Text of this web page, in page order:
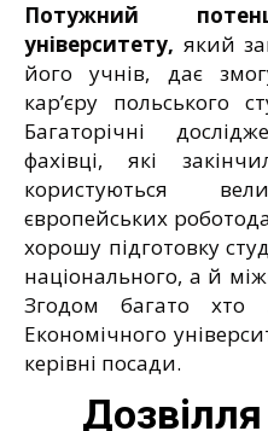
Потужний
університету, який
його учнів, дає
кар’єру польського
Багаторічні
фахівці, які
користуються
європейських
хорошу підготовку
національного, а й
Згодом багато хто
Економічного
керівні посади.
Дозвілля